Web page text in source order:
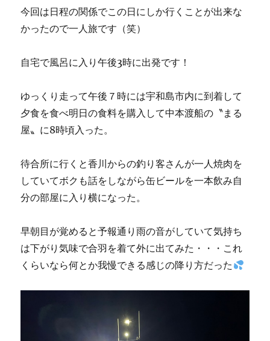
今回は日程の関係でこの日にしか行くことが出来な
かったので一人旅です（笑）
自宅で風呂に入り午後3時に出発です！
ゆっくり走って午後７時には宇和島市内に到着して
夕食を食べ明日の食料を購入して中本渡船の〝まる
屋〟に8時頃入った。
待合所に行くと香川からの釣り客さんが一人焼肉を
していてボクも話をしながら缶ビールを一本飲み自
分の部屋に入り横になった。
早朝目が覚めると予報通り雨の音がしていて気持ち
は下がり気味で合羽を着て外に出てみた・・・これ
くらいなら何とか我慢できる感じの降り方だった